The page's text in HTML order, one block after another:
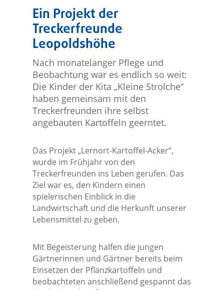
Ein Projekt der
Treckerfreunde
Leopoldshöhe
Nach monatelanger Pflege und
Beobachtung war es endlich so weit:
Die Kinder der Kita „Kleine Strolche“
haben gemeinsam mit den
Treckerfreunden ihre selbst
angebauten Kartoffeln geerntet.
Das Projekt „Lernort-Kartoffel-Acker“,
wurde im Frühjahr von den
Treckerfreunden ins Leben gerufen. Das
Ziel war es, den Kindern einen
spielerischen Einblick in die
Landwirtschaft und die Herkunft unserer
Lebensmittel zu geben.
Mit Begeisterung halfen die jungen
Gärtnerinnen und Gärtner bereits beim
Einsetzen der Pflanzkartoffeln und
beobachteten anschließend gespannt das